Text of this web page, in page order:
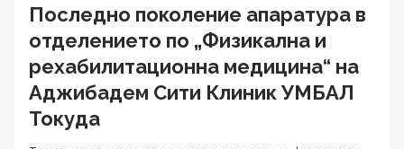
Последно поколение апаратура в
отделението по „Физикална и
рехабилитационна медицина“ на
Аджибадем Сити Клиник УМБАЛ
Токуда